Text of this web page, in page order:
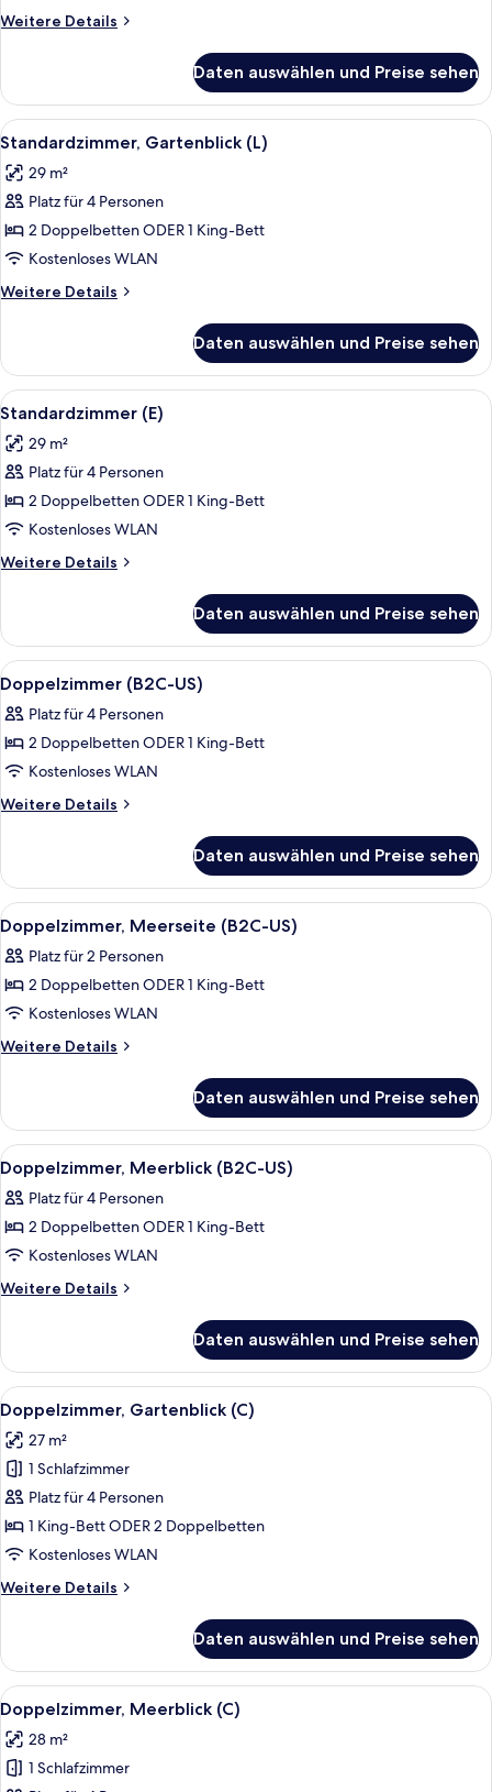
Weitere Details
Weitere
(L)
Daten auswählen und Preise sehen
Alle
Fotos
für
Standardzimmer,
Gartenblick
(L)
anzeigen
Ein Hotelzimmer mit einem großen
5
Standardzimmer, Gartenblick (L)
29 m²
Platz für 4 Personen
2 Doppelbetten ODER 1 King-Bett
Kostenloses WLAN
Weitere Details
Weitere
Gartenblick
(L)
Daten auswählen und Preise sehen
Alle
Fotos
für
Standardzimmer
(E)
anzeigen
Ein Hotelzimmer mit zwei Betten,
6
Standardzimmer (E)
29 m²
Platz für 4 Personen
2 Doppelbetten ODER 1 King-Bett
Kostenloses WLAN
Weitere Details
Weitere
(E)
Daten auswählen und Preise sehen
Alle
Fotos
für
Doppelzimmer
(B2C-
US)
Ein Hotelzimmer mit zwei Betten,
6
Doppelzimmer (B2C-US)
Platz für 4 Personen
2 Doppelbetten ODER 1 King-Bett
Kostenloses WLAN
Weitere Details
Weitere
(B2C-
US)
Daten auswählen und Preise sehen
Alle
Fotos
für
Doppelzimmer,
Meerseite
(B2C-
Ein Hotelzimmer mit einem großen
7
Doppelzimmer, Meerseite (B2C-US)
Platz für 2 Personen
2 Doppelbetten ODER 1 King-Bett
Kostenloses WLAN
Weitere Details
Weitere
Meerseite
(B2C-
US)
Daten auswählen und Preise sehen
Alle
Fotos
für
Doppelzimmer,
Meerblick
(B2C-
Ein Hotelzimmer mit einem großen
5
Doppelzimmer, Meerblick (B2C-US)
Platz für 4 Personen
2 Doppelbetten ODER 1 King-Bett
Kostenloses WLAN
Weitere Details
Weitere
Meerblick
(B2C-
US)
Daten auswählen und Preise sehen
Alle
Fotos
für
Doppelzimmer,
Gartenblick
(C)
anzeigen
Ein Hotelzimmer mit einem großen
5
Doppelzimmer, Gartenblick (C)
27 m²
1 Schlafzimmer
Platz für 4 Personen
1 King-Bett ODER 2 Doppelbetten
Kostenloses WLAN
Weitere Details
Weitere
Gartenblick
(C)
Daten auswählen und Preise sehen
Alle
Fotos
für
Doppelzimmer,
Ein Hotelzimmer mit einem großen
5
Doppelzimmer, Meerblick (C)
28 m²
1 Schlafzimmer